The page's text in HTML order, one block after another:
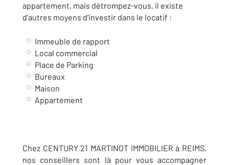
appartement, mais détrompez-vous, il existe
d’autres moyens d’investir dans le locatif :
Immeuble de rapport
Local commercial
Place de Parking
Bureaux
Maison
Appartement
Chez CENTURY 21 MARTINOT IMMOBILIER à REIMS,
nos conseillers sont là pour vous accompagner